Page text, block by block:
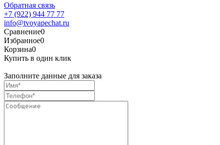
Обратная связь
+7 (922) 944 77 77
info@tvoyapechat.ru
Сравнение0
Избранное0
Корзина0
Купить в один клик
Заполните данные для заказа